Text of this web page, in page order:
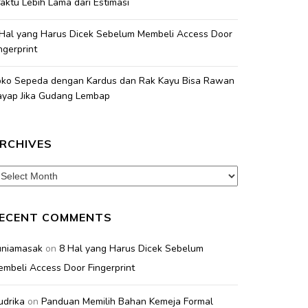
yang Harus Dicek Sebelum Membeli Access Door
Sepeda dengan Kardus dan Rak Kayu Bisa Rawan
Jika Gudang Lembap
COMMENTS
on 8 Hal yang Harus Dicek Sebelum
Access Door Fingerprint
on Panduan Memilih Bahan Kemeja Formal